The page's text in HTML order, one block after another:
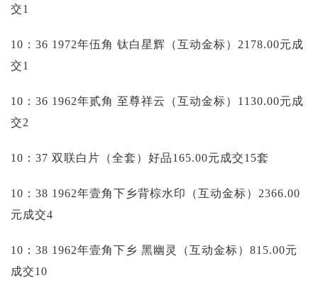
交1
10：36 1972年伍角 钛白星辉（互动金标）2178.00元成
交1
10：36 1962年贰角 至尊祥云（互动金标）1130.00元成
交2
10：37 双联白片（全套）好品165.00元成交15套
10：38 1962年壹角下乡背棕水印（互动金标）2366.00
元成交4
10：38 1962年壹角下乡 黑幽灵（互动金标）815.00元
成交10